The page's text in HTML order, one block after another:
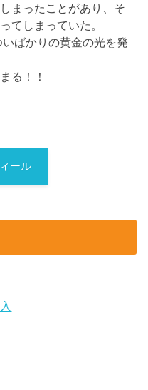
まったことがあり、そ
てしまっていた。
ばかりの黄金の光を発
る！！
ール